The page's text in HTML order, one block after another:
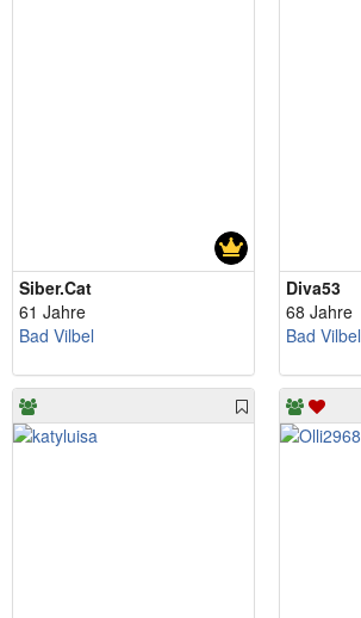
Siber.Cat
61 Jahre
Bad Vilbel
Diva53
68 Jahre
Bad Vilbel